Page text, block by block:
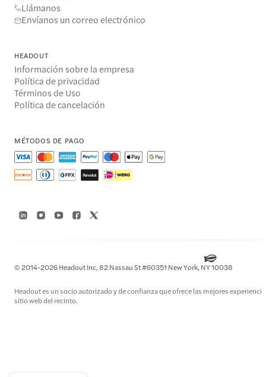
Llámanos
Envíanos un correo electrónico
HEADOUT
Información sobre la empresa
Política de privacidad
Términos de Uso
Política de cancelación
MÉTODOS DE PAGO
© 2014-2026 Headout Inc, 82 Nassau St #60351 New York, NY 10038
Headout es un socio autorizado y de confianza que ofrece las mejores
sitio web del recinto.